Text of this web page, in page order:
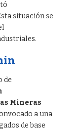
situación se
de
Mineras
a una
de base